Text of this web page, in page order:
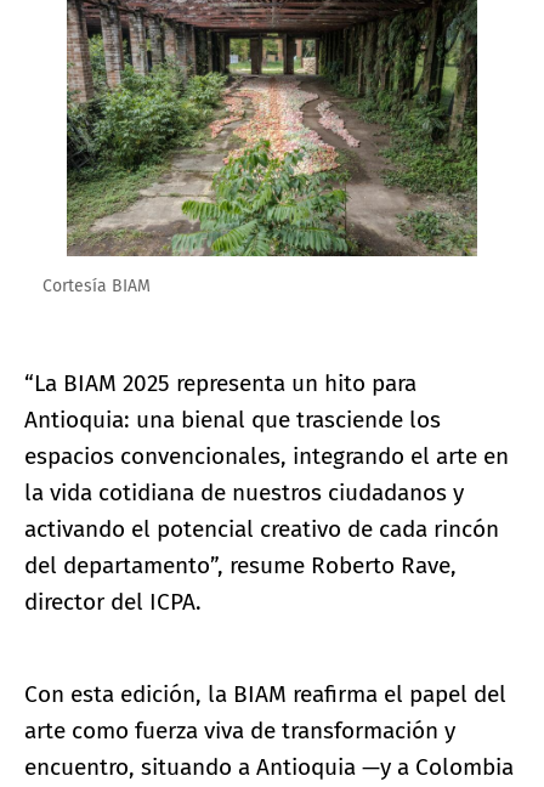
Cortesía BIAM
“La BIAM 2025 representa un hito para
Antioquia: una bienal que trasciende los
espacios convencionales, integrando el arte en
la vida cotidiana de nuestros ciudadanos y
activando el potencial creativo de cada rincón
del departamento”, resume Roberto Rave,
director del ICPA.
Con esta edición, la BIAM reafirma el papel del
arte como fuerza viva de transformación y
encuentro, situando a Antioquia —y a Colombia